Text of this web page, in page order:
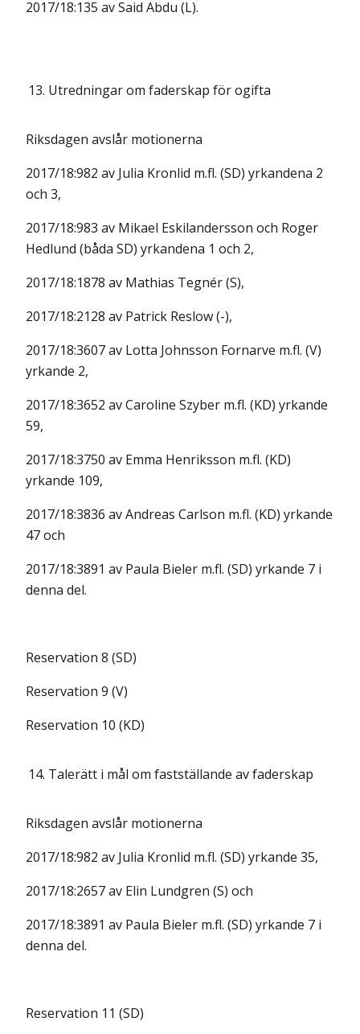
2017/18:135 av Said Abdu (L).
13. Utredningar om faderskap för ogifta
Riksdagen avslår motionerna
2017/18:982 av Julia Kronlid m.fl. (SD) yrkandena 2
och 3,
2017/18:983 av Mikael Eskilandersson och Roger
Hedlund (båda SD) yrkandena 1 och 2,
2017/18:1878 av Mathias Tegnér (S),
2017/18:2128 av Patrick Reslow (-),
2017/18:3607 av Lotta Johnsson Fornarve m.fl. (V)
yrkande 2,
2017/18:3652 av Caroline Szyber m.fl. (KD) yrkande
59,
2017/18:3750 av Emma Henriksson m.fl. (KD)
yrkande 109,
2017/18:3836 av Andreas Carlson m.fl. (KD) yrkande
47 och
2017/18:3891 av Paula Bieler m.fl. (SD) yrkande 7 i
denna del.
Reservation 8 (SD)
Reservation 9 (V)
Reservation 10 (KD)
14. Talerätt i mål om fastställande av faderskap
Riksdagen avslår motionerna
2017/18:982 av Julia Kronlid m.fl. (SD) yrkande 35,
2017/18:2657 av Elin Lundgren (S) och
2017/18:3891 av Paula Bieler m.fl. (SD) yrkande 7 i
denna del.
Reservation 11 (SD)